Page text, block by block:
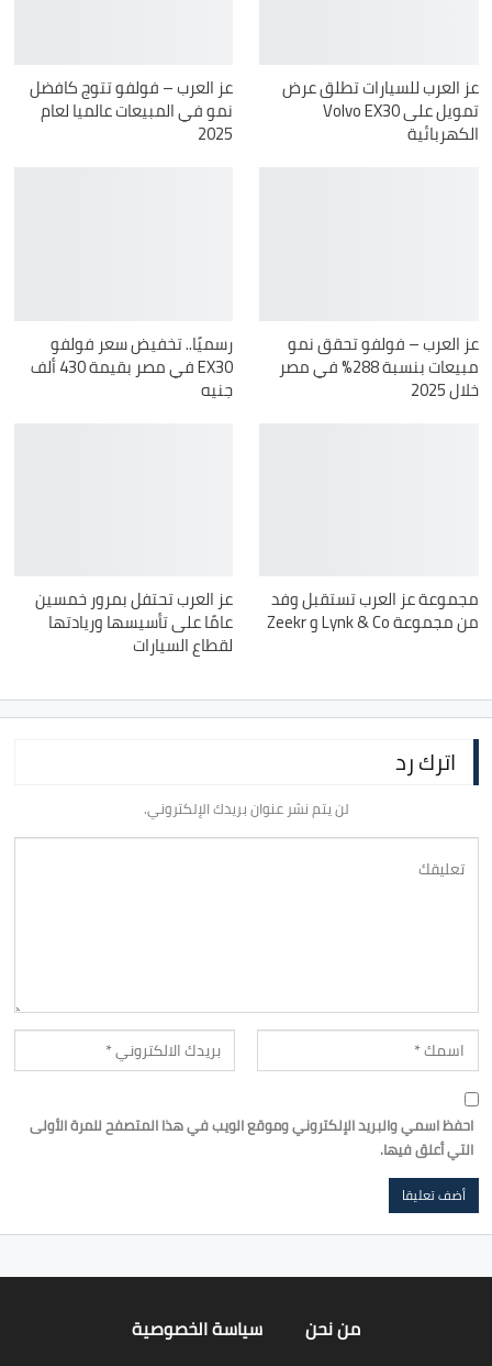
عز العرب للسيارات تطلق عرض
تمويل على Volvo EX30
الكهربائية
عز العرب – فولفو تتوج كافضل
نمو في المبيعات عالميا لعام
2025
عز العرب – فولفو تحقق نمو
مبيعات بنسبة 288% في مصر
خلال 2025
رسميًا.. تخفيض سعر فولفو
EX30 في مصر بقيمة 430 ألف
جنيه
مجموعة عز العرب تستقبل وفد
من مجموعة Lynk & Co و Zeekr
عز العرب تحتفل بمرور خمسين
عامًا على تأسيسها وريادتها
لقطاع السيارات
اترك رد
لن يتم نشر عنوان بريدك الإلكتروني.
احفظ اسمي والبريد الإلكتروني وموقع الويب في هذا المتصفح للمرة الأولى
التي أعلق فيها.
من نحن سياسة الخصوصية